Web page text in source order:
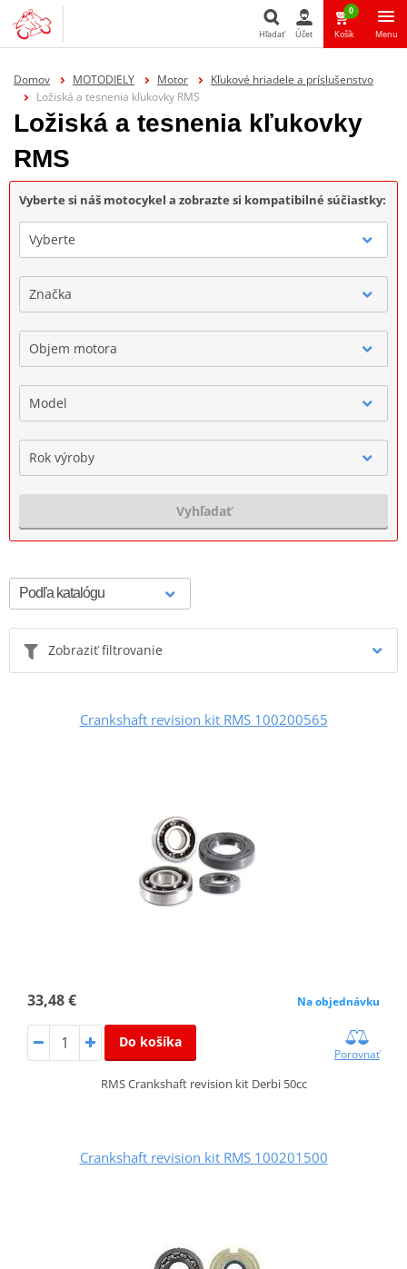
Hľadať
Hľadať Účet
0
Košík Menu
Domov MOTODIELY Motor
Kľukové hriadele a príslušenstvo
Ložiská a tesnenia kľukovky RMS
Ložiská a tesnenia kľukovky
RMS
Vyberte si náš motocykel a zobrazte si kompatibilné súčiastky:
Vyberte
Značka
Objem motora
Model
Rok výroby
Vyhľadať
Zobraziť filtrovanie
Crankshaft revision kit RMS 100200565
33,48 € Na objednávku
Do košíka
Porovnať
RMS Crankshaft revision kit Derbi 50cc
Crankshaft revision kit RMS 100201500